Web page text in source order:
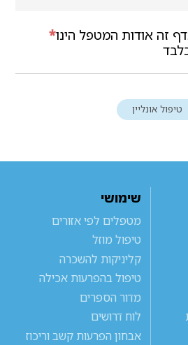
*זה אודות המטפל הינו
טיפול אונליין
שימושי
מטפלים לפי אזורים
טיפול מוזל
קליניקות להשכרה
טיפול בהפרעות אכילה
מדור הספרים
לוח דרושים
אבחון הפרעות קשב וריכוז